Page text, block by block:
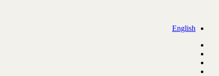
English